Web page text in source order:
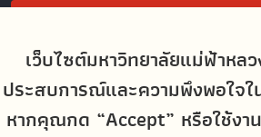
เว็บไซต์มหาวิทยาลัยแม่ฟ้าหล
ประสบการณ์และความพึงพอใจใ
หากคุณกด “Accept” หรือใช้งา
Site Map
Social Media